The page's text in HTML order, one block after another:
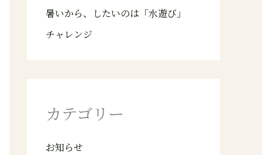
暑いから、したいのは「水遊び」
チャレンジ
カテゴリー
お知らせ